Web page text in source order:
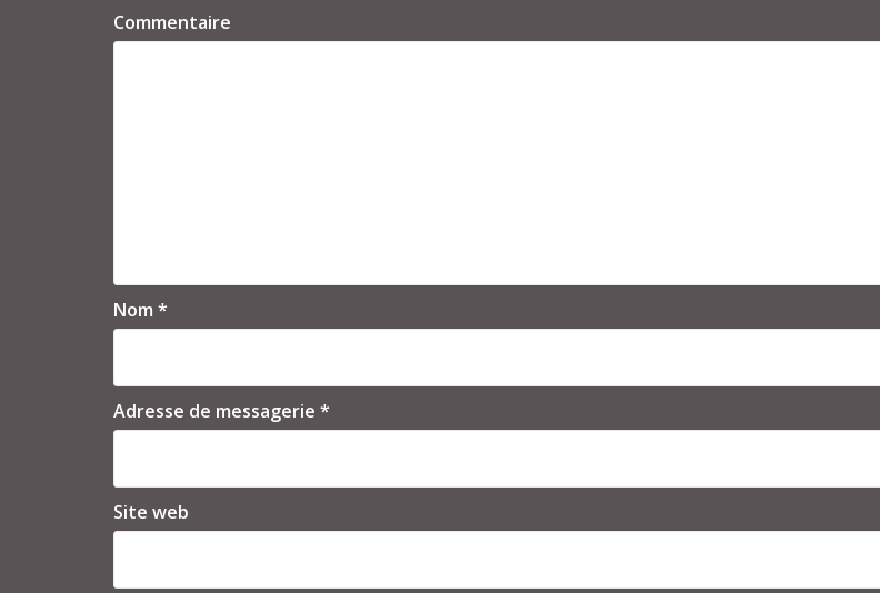
Commentaire
Nom *
Adresse de messagerie *
Site web